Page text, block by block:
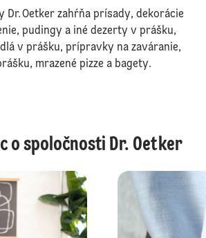
Dr. Oetker zahŕňa prísady, dekorácie
pudingy a iné dezerty v prášku,
v prášku, prípravky na zaváranie,
mrazené pizze a bagety.
o spoločnosti Dr. Oetker